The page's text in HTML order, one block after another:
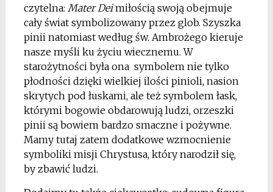
czytelna: Mater Deimiłością swoją obejmuje
cały świat symbolizowany przez glob. Szyszka
pinii natomiast według św. Ambrożego kieruje
nasze myśli ku życiu wiecznemu. W
starożytności była ona symbolem nie tylko
płodności dzięki wielkiej ilości pinioli, nasion
skrytych pod łuskami, ale też symbolem łask,
którymi bogowie obdarowują ludzi, orzeszki
pinii są bowiem bardzo smaczne i pożywne.
Mamy tutaj zatem dodatkowe wzmocnienie
symboliki misji Chrystusa, który narodził się,
by zbawić ludzi.